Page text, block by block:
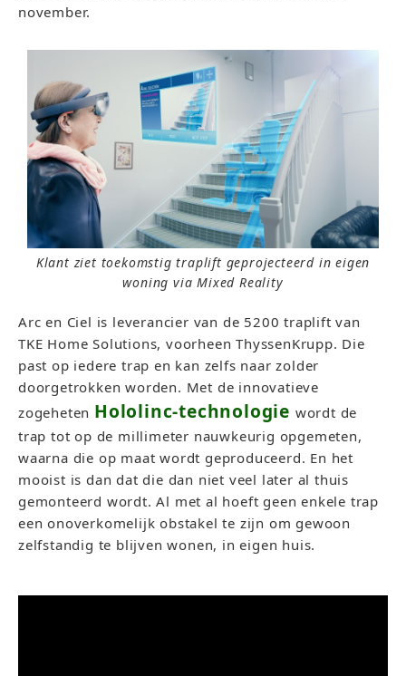
november.
Klant ziet toekomstig traplift geprojecteerd in eigen
woning via Mixed Reality
Arc en Ciel is leverancier van de 5200 traplift van
TKE Home Solutions, voorheen ThyssenKrupp. Die
past op iedere trap en kan zelfs naar zolder
doorgetrokken worden. Met de innovatieve
zogeheten Hololinc-technologie wordt de
trap tot op de millimeter nauwkeurig opgemeten,
waarna die op maat wordt geproduceerd. En het
mooist is dan dat die dan niet veel later al thuis
gemonteerd wordt. Al met al hoeft geen enkele trap
een onoverkomelijk obstakel te zijn om gewoon
zelfstandig te blijven wonen, in eigen huis.